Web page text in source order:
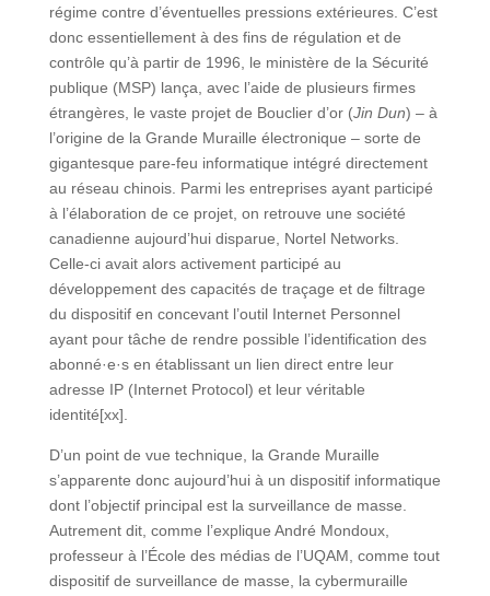
régime contre d’éventuelles pressions extérieures. C’est
donc essentiellement à des fins de régulation et de
contrôle qu’à partir de 1996, le ministère de la Sécurité
publique (MSP) lança, avec l’aide de plusieurs firmes
étrangères, le vaste projet de Bouclier d’or (Jin Dun) – à
l’origine de la Grande Muraille électronique – sorte de
gigantesque pare-feu informatique intégré directement
au réseau chinois. Parmi les entreprises ayant participé
à l’élaboration de ce projet, on retrouve une société
canadienne aujourd’hui disparue, Nortel Networks.
Celle-ci avait alors activement participé au
développement des capacités de traçage et de filtrage
du dispositif en concevant l’outil Internet Personnel
ayant pour tâche de rendre possible l’identification des
abonné·e·s en établissant un lien direct entre leur
adresse IP (Internet Protocol) et leur véritable
identité[xx].
D’un point de vue technique, la Grande Muraille
s’apparente donc aujourd’hui à un dispositif informatique
dont l’objectif principal est la surveillance de masse.
Autrement dit, comme l’explique André Mondoux,
professeur à l’École des médias de l’UQAM, comme tout
dispositif de surveillance de masse, la cybermuraille